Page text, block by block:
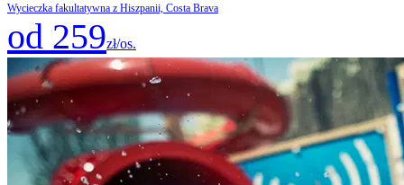
Wycieczka fakultatywna z Hiszpanii, Costa Brava
od 259zł/os.